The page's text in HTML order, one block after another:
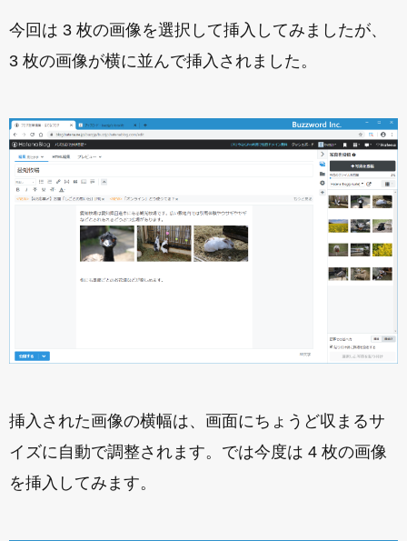
今回は 3 枚の画像を選択して挿入してみましたが、
3 枚の画像が横に並んで挿入されました。
挿入された画像の横幅は、画面にちょうど収まるサ
イズに自動で調整されます。では今度は 4 枚の画像
を挿入してみます。